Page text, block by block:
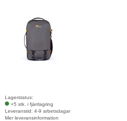
Lagerstatus:
+5 stk. i fjärrlagring
Leveranstid: 4-9 arbetsdagar
Mer leveransinformation